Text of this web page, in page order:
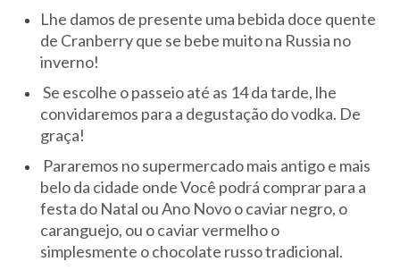
Lhe damos de presente uma bebida doce quente
de Cranberry que se bebe muito na Russia no
inverno!
Se escolhe o passeio até as 14 da tarde, lhe
convidaremos para a degustação do vodka. De
graça!
Pararemos no supermercado mais antigo e mais
belo da cidade onde Você podrá comprar para a
festa do Natal ou Ano Novo o caviar negro, o
caranguejo, ou o caviar vermelho o
simplesmente o chocolate russo tradicional.